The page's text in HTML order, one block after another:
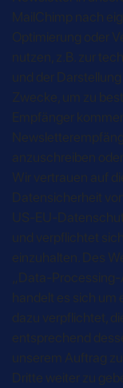
MailChimp nach
Optimierung oder
nutzen, z.B. zur
und der
Zwecke, um zu
Empfänger
anzuschreiben
Wir vertrauen auf
Datensicherheit
US-EU-
und verpflichtet
einzuhalten. Des
„Data-
handelt es sich um
dazu verpflichtet,
entsprechend
unserem Auftrag
Dritte weiter zu